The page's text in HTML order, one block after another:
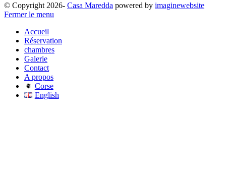
© Copyright 2026- Casa Maredda powered by imaginewebsite
Fermer le menu
Accueil
Réservation
chambres
Galerie
Contact
A propos
Corse
English